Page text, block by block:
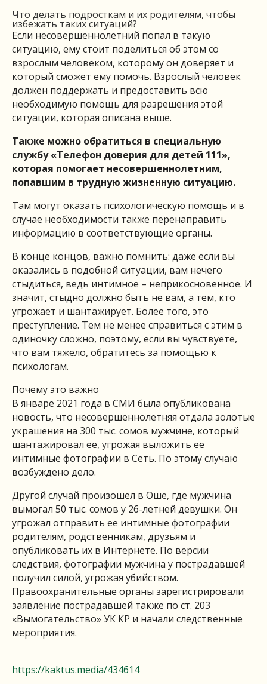
Что делать подросткам и их родителям, чтобы
избежать таких ситуаций?
Если несовершеннолетний попал в такую
ситуацию, ему стоит поделиться об этом со
взрослым человеком, которому он доверяет и
который сможет ему помочь. Взрослый человек
должен поддержать и предоставить всю
необходимую помощь для разрешения этой
ситуации, которая описана выше.
Также можно обратиться в специальную
службу «Телефон доверия для детей 111»,
которая помогает несовершеннолетним,
попавшим в трудную жизненную ситуацию.
Там могут оказать психологическую помощь и в
случае необходимости также перенаправить
информацию в соответствующие органы.
В конце концов, важно помнить: даже если вы
оказались в подобной ситуации, вам нечего
стыдиться, ведь интимное – неприкосновенное. И
значит, стыдно должно быть не вам, а тем, кто
угрожает и шантажирует. Более того, это
преступление. Тем не менее справиться с этим в
одиночку сложно, поэтому, если вы чувствуете,
что вам тяжело, обратитесь за помощью к
психологам.
Почему это важно
В январе 2021 года в СМИ была опубликована
новость, что несовершеннолетняя отдала золотые
украшения на 300 тыс. сомов мужчине, который
шантажировал ее, угрожая выложить ее
интимные фотографии в Сеть. По этому случаю
возбуждено дело.
Другой случай произошел в Оше, где мужчина
вымогал 50 тыс. сомов у 26-летней девушки. Он
угрожал отправить ее интимные фотографии
родителям, родственникам, друзьям и
опубликовать их в Интернете. По версии
следствия, фотографии мужчина у пострадавшей
получил силой, угрожая убийством.
Правоохранительные органы зарегистрировали
заявление пострадавшей также по ст. 203
«Вымогательство» УК КР и начали следственные
мероприятия.
https://kaktus.media/434614